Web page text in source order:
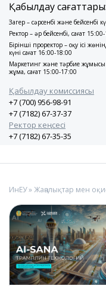
Қабылдау сағаттары:
Заңгер – сәрсенбі және бейсенбі
Ректор – әр бейсенбі, сағат
Бірінші проректор – оқу ісі
күні сағат 16:00-18:00
Маркетинг және тәрбие жұмысы
жұма, сағат 15:00-17:00
Қабылдау комиссиясы
+7 (700) 956-98-91
+7 (7182) 67-37-37
Ректор кеңсесі
+7 (7182) 67-35-35
ИнЕУ»Жаңалықтар мен